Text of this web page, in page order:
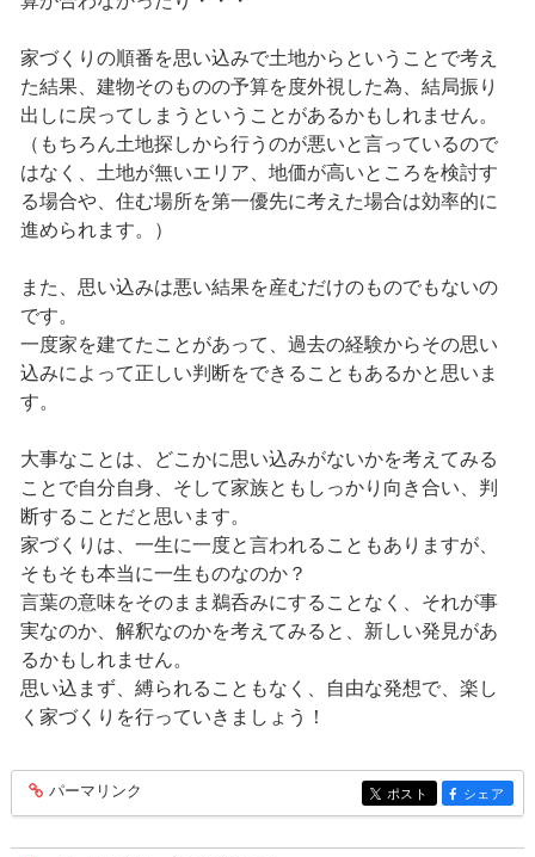
家づくりの順番を思い込みで土地からということで考え
た結果、建物そのものの予算を度外視した為、結局振り
出しに戻ってしまうということがあるかもしれません。
（もちろん土地探しから行うのが悪いと言っているので
はなく、土地が無いエリア、地価が高いところを検討す
る場合や、住む場所を第一優先に考えた場合は効率的に
進められます。）
また、思い込みは悪い結果を産むだけのものでもないの
です。
一度家を建てたことがあって、過去の経験からその思い
込みによって正しい判断をできることもあるかと思いま
す。
大事なことは、どこかに思い込みがないかを考えてみる
ことで自分自身、そして家族ともしっかり向き合い、判
断することだと思います。
家づくりは、一生に一度と言われることもありますが、
そもそも本当に一生ものなのか？
言葉の意味をそのまま鵜呑みにすることなく、それが事
実なのか、解釈なのかを考えてみると、新しい発見があ
るかもしれません。
思い込まず、縛られることもなく、自由な発想で、楽し
く家づくりを行っていきましょう！
entry170
パーマリンク entry170
ポスト entry170
シェア